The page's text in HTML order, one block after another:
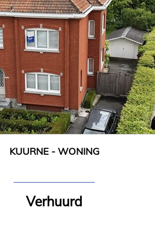
3 Ja
KUURNE - WONING
Verhuurd